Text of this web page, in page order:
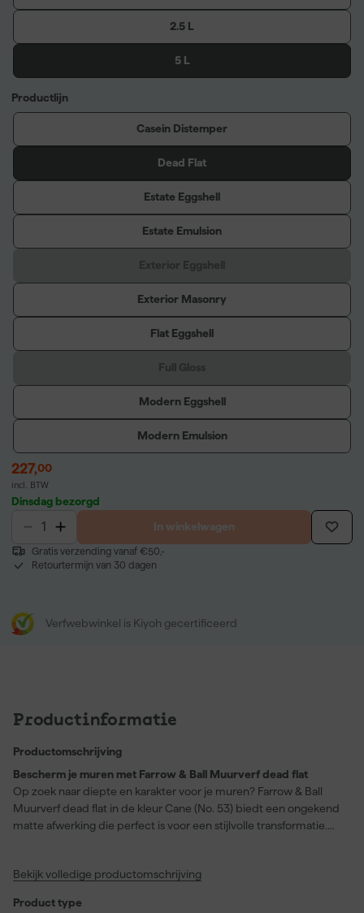
2.5 L
5 L
Productlijn
Casein Distemper
Dead Flat
Estate Eggshell
Estate Emulsion
Exterior Masonry
Flat Eggshell
Modern Eggshell
Modern Emulsion
227,00
incl. BTW
Dinsdag bezorgd
In winkelwagen
Gratis verzending vanaf €50,-
Retourtermijn van 30 dagen
Verfwebwinkel is Kiyoh gecertificeerd
Productinformatie
Productomschrijving
Bescherm je muren met Farrow & Ball Muurverf dead flat
Op zoek naar diepte en karakter voor je muren? Farrow & Ball
Muurverf dead flat in de kleur Cane (No. 53) biedt een ongekend
matte afwerking die perfect is voor een stijlvolle transformatie.
voor een verfijnde uitstraling in elke kamer. Of je nu een
wasbare en schrobvaste formule houdt je muren langer mooi. En
Bekijk volledige productomschrijving
Product type